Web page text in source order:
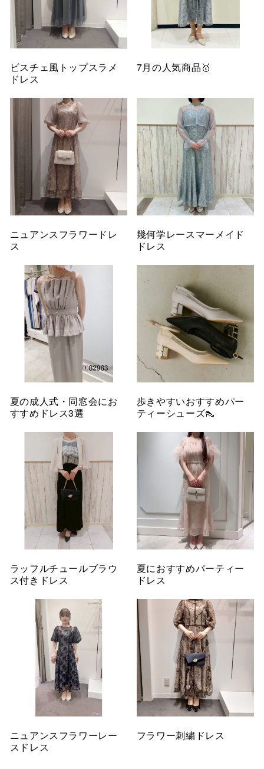
ビスチェ風トップスラメ
ドレス
7月の人気商品🥇
ニュアンスフラワードレ
ス
幾何学レースマーメイド
ドレス
夏の成人式・同窓会にお
すすめドレス3選
歩きやすいおすすめパー
ティーシューズ👠
ラッフルチュールブラウ
ス付きドレス
夏におすすめパーティー
ドレス
ニュアンスフラワーレー
スドレス
フラワー刺繍ドレス